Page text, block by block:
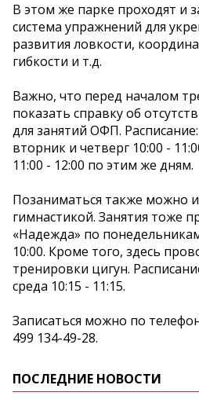
В этом же парке проходят и
система упражнений для
развития ловкости,
гибкости и т.д.
Важно, что перед началом
показать справку об
для занятий ОФП.
вторник и четверг 10:00 -
11:00 - 12:00 по этим же дням.
Позаниматься также можно и
гимнастикой. Занятия тоже
«Надежда» по
10:00. Кроме того, здесь
тренировки цигун.
среда 10:15 - 11:15.
Записаться можно по
499 134-49-28.
ПОСЛЕДНИЕ НОВОСТИ